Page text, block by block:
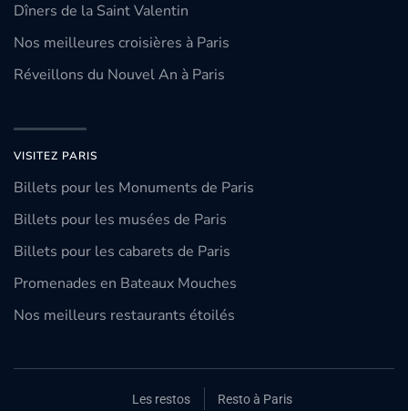
Dîners de la Saint Valentin
Nos meilleures croisières à Paris
Réveillons du Nouvel An à Paris
VISITEZ PARIS
Billets pour les Monuments de Paris
Billets pour les musées de Paris
Billets pour les cabarets de Paris
Promenades en Bateaux Mouches
Nos meilleurs restaurants étoilés
Les restos Resto à Paris